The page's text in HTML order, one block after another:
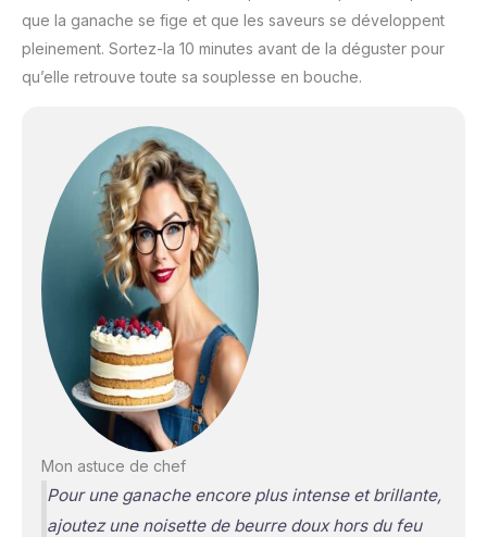
que la ganache se fige et que les saveurs se développent
pleinement. Sortez-la 10 minutes avant de la déguster pour
qu’elle retrouve toute sa souplesse en bouche.
Mon astuce de chef
Pour une ganache encore plus intense et brillante,
ajoutez une noisette de beurre doux hors du feu